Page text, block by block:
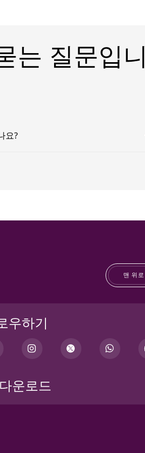
는 질문입니
요?
맨 위로
우하기
운로드